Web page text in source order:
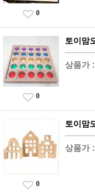
0
토이맘
상품가 :
0
토이맘
상품가 :
0